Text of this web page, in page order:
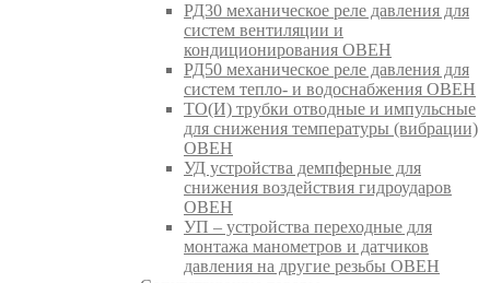
РД30 механическое реле давления для
систем вентиляции и
кондиционирования ОВЕН
РД50 механическое реле давления для
систем тепло- и водоснабжения ОВЕН
ТО(И) трубки отводные и импульсные
для снижения температуры (вибрации)
ОВЕН
УД устройства демпферные для
снижения воздействия гидроударов
ОВЕН
УП – устройства переходные для
монтажа манометров и датчиков
давления на другие резьбы ОВЕН